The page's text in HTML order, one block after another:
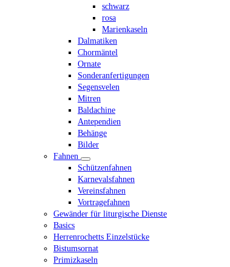
schwarz
rosa
Marienkaseln
Dalmatiken
Chormäntel
Ornate
Sonderanfertigungen
Segensvelen
Mitren
Baldachine
Antependien
Behänge
Bilder
Fahnen
Schützenfahnen
Karnevalsfahnen
Vereinsfahnen
Vortragefahnen
Gewänder für liturgische Dienste
Basics
Herrenrochetts Einzelstücke
Bistumsornat
Primizkaseln